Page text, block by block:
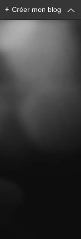
+ Créer mon blog